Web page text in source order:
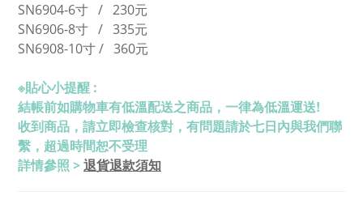
SN6904-6寸 / 230元
SN6906-8寸 / 335元
SN6908-10寸 / 360元
※貼心小提醒 :
結帳前如購物車有低溫配送之商品，一律為低溫運送!
收到商品，請立即檢查核對，有問題請於七日內與我們聯
繫，超過時間恕不受理
詳情參照 >退貨退款須知